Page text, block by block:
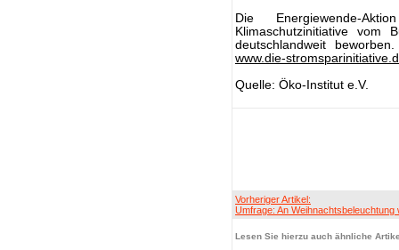
Die Energiewende-
Klimaschutzinitiative vom
deutschlandweit
www.die-
Quelle: Öko-Institut e.V.
Vorheriger Artikel:
Umfrage: An Weihnachtsbeleuchtung
Lesen Sie hierzu auch ähnliche